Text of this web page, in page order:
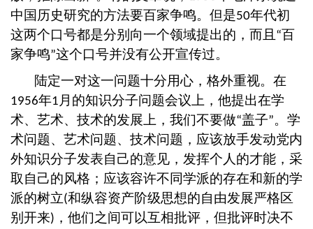
中国历史研究的方法要百家争鸣。但是50年代初
这两个口号都是分别向一个领域提出的，而且 “百
家争鸣”这个口号并没有公开宣传过。
陆定一对这一问题十分用心，格外重视。在
1956年1 月的知识分子问题会议上，他提出在学
术、艺术、技术的发展上，我们不要做“盖子”。学
术问题、艺术问题、技术问题，应该放手发动党内
外知识分子发表自己的意见，发挥个人的才能，采
取自己的风格；应该容许不同学派的存在和新的学
派的树立(和纵容资产阶级思想的自由发展严格区
别开来) ，他们之间可以互相批评，但批评时决不